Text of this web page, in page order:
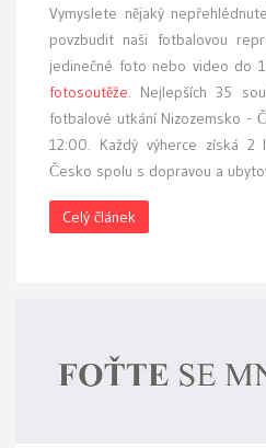
Vymyslete nějaký
povzbudit naši fotbalovou
jedinečné foto nebo video do
fotosoutěže. Nejlepších 35
fotbalové utkání Nizozemsko -
12:00. Každý výherce získá 2
Česko spolu s dopravou a
Celý článek